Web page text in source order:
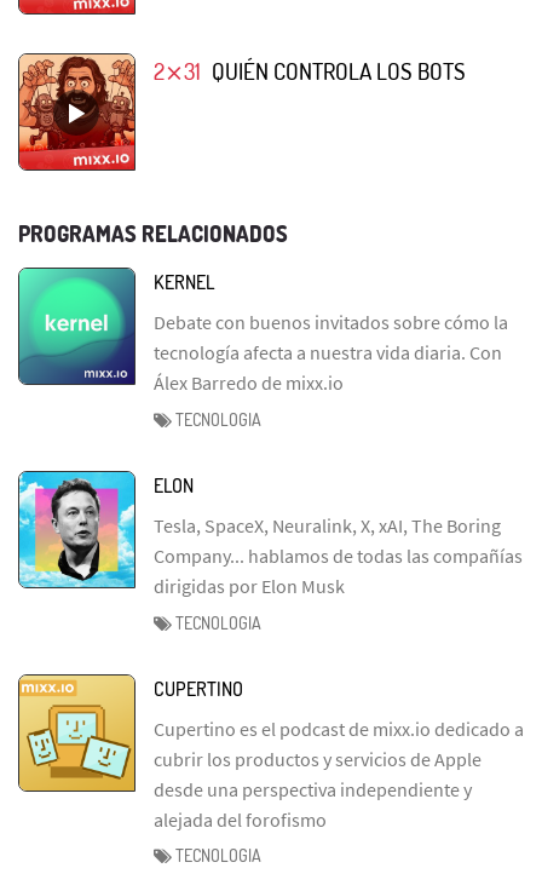
2⨯31 QUIÉN CONTROLA LOS BOTS
PROGRAMAS RELACIONADOS
KERNEL
Debate con buenos invitados sobre cómo la
tecnología afecta a nuestra vida diaria. Con
Álex Barredo de mixx.io
TECNOLOGIA
ELON
Tesla, SpaceX, Neuralink, X, xAI, The Boring
Company... hablamos de todas las compañías
dirigidas por Elon Musk
TECNOLOGIA
CUPERTINO
Cupertino es el podcast de mixx.io dedicado a
cubrir los productos y servicios de Apple
desde una perspectiva independiente y
alejada del forofismo
TECNOLOGIA